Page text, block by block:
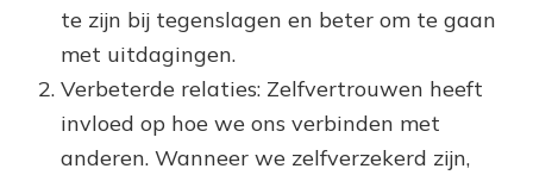
te zijn bij tegenslagen en beter om te gaan
met uitdagingen.
Verbeterde relaties: Zelfvertrouwen heeft
invloed op hoe we ons verbinden met
anderen. Wanneer we zelfverzekerd zijn,